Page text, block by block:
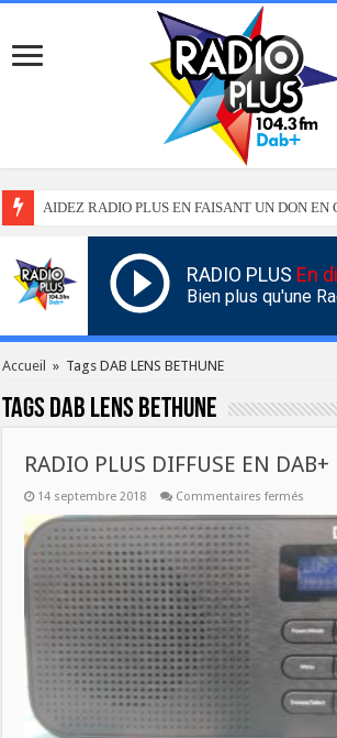
AIDEZ RADIO PLUS EN FAISANT UN DON EN
RADIO PLUS En
Bien plus qu'une
Accueil » Tags DAB LENS BETHUNE
Tags DAB LENS BETHUNE
RADIO PLUS DIFFUSE EN DAB+
14 septembre 2018 Commentaires fermés
PLUS
EN
DAB+